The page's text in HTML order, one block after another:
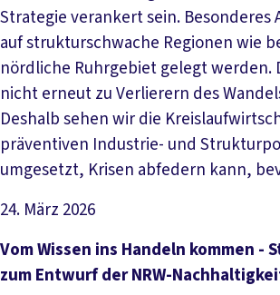
Strategie verankert sein. Besonderes
auf strukturschwache Regionen wie
nördliche Ruhrgebiet gelegt werden.
nicht erneut zu Verlierern des
Deshalb sehen wir die
präventiven Industrie- und
umgesetzt, Krisen abfedern kann,
24. März 2026
Datei herunterladen
Vom Wissen ins Handeln kommen -
zum Entwurf der NRW-